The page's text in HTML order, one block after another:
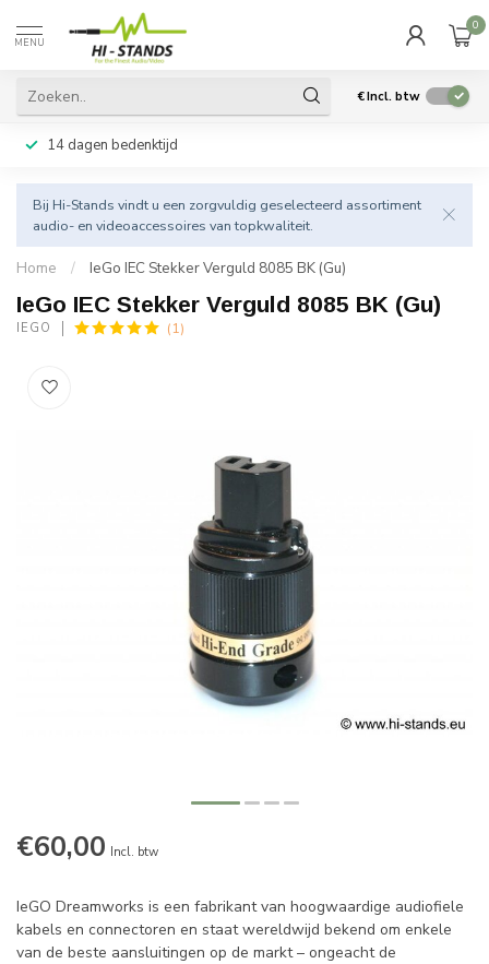
MENU
0
€Incl. btw
14 dagen bedenktijd
Bij Hi-Stands vindt u een zorgvuldig geselecteerd assortiment
audio- en videoaccessoires van topkwaliteit.
Home / IeGo IEC Stekker Verguld 8085 BK (Gu)
IeGo IEC Stekker Verguld 8085 BK (Gu)
IEGO (1)
€60,00 Incl. btw
IeGO Dreamworks is een fabrikant van hoogwaardige audiofiele
kabels en connectoren en staat wereldwijd bekend om enkele
van de beste aansluitingen op de markt – ongeacht de